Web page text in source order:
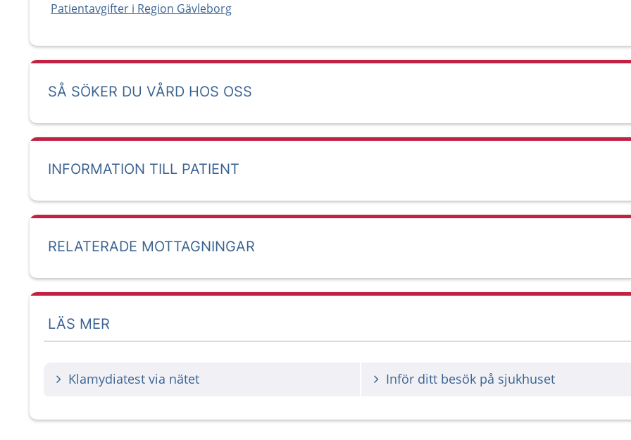
Patientavgifter i Region Gävleborg
SÅ SÖKER DU VÅRD HOS OSS
INFORMATION TILL PATIENT
RELATERADE MOTTAGNINGAR
LÄS MER
Klamydiatest via nätet Inför ditt besök på sjukhuset